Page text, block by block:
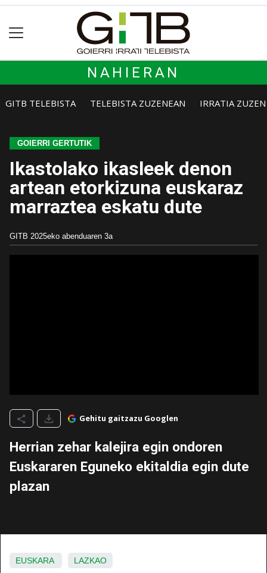
NAHIERAN
GITB TELEBISTA TELEBISTA ZUZENEAN IRRATIA
GOIERRI GERTUTIK
Ikastolako ikasleek denon
artean etorkizuna euskaraz
marraztea eskatu dute
GITB 2025eko abenduaren 3a
Gehitu gaitzazu Googlen
Herrian zehar kalejira egin ondoren
Euskararen Eguneko ekitaldia egin dute
plazan
EUSKARA LAZKAO